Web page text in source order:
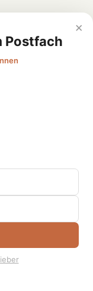
×
Postfach